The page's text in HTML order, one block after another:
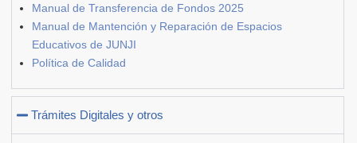
Manual de Transferencia de Fondos 2025
Manual de Mantención y Reparación de Espacios
Educativos de JUNJI
Política de Calidad
Trámites Digitales y otros